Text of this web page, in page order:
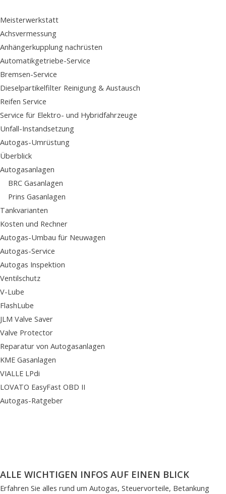
Meisterwerkstatt
Achsvermessung
Anhängerkupplung nachrüsten
Automatikgetriebe-Service
Bremsen-Service
Dieselpartikelfilter Reinigung & Austausch
Reifen Service
Service für Elektro- und Hybridfahrzeuge
Unfall-Instandsetzung
Autogas-Umrüstung
Überblick
Autogasanlagen
BRC Gasanlagen
Prins Gasanlagen
Tankvarianten
Kosten und Rechner
Autogas-Umbau für Neuwagen
Autogas-Service
Autogas Inspektion
Ventilschutz
V-Lube
FlashLube
JLM Valve Saver
Valve Protector
Reparatur von Autogasanlagen
KME Gasanlagen
VIALLE LPdi
LOVATO EasyFast OBD II
Autogas-Ratgeber
ALLE WICHTIGEN INFOS AUF EINEN BLICK
Erfahren Sie alles rund um Autogas, Steuervorteile, Betankung